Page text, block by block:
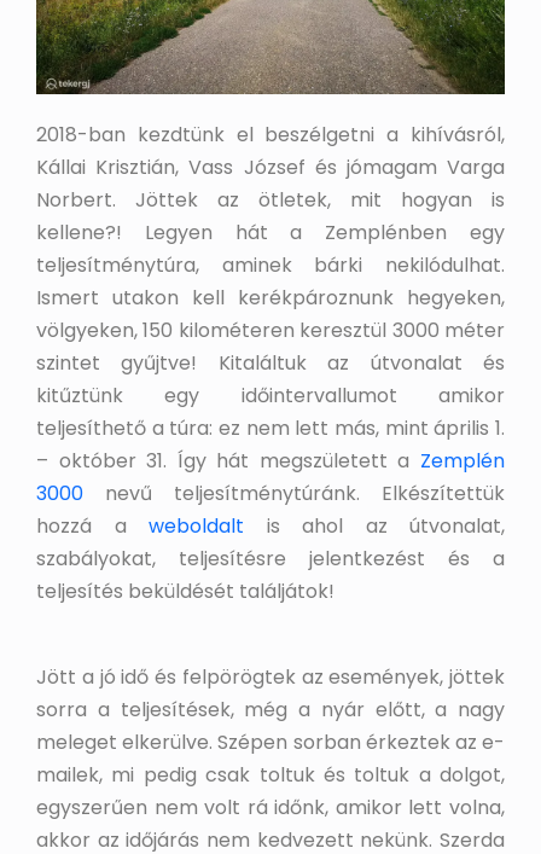
2018-ban kezdtünk el beszélgetni a kihívásról,
Kállai Krisztián, Vass József és jómagam Varga
Norbert. Jöttek az ötletek, mit hogyan is
kellene?! Legyen hát a Zemplénben egy
teljesítménytúra, aminek bárki nekilódulhat.
Ismert utakon kell kerékpároznunk hegyeken,
völgyeken, 150 kilométeren keresztül 3000 méter
szintet gyűjtve! Kitaláltuk az útvonalat és
kitűztünk egy időintervallumot amikor
teljesíthető a túra: ez nem lett más, mint április 1.
– október 31. Így hát megszületett a Zemplén
3000 nevű teljesítménytúránk. Elkészítettük
hozzá a weboldalt is ahol az útvonalat,
szabályokat, teljesítésre jelentkezést és a
teljesítés beküldését találjátok!
Jött a jó idő és felpörögtek az események, jöttek
sorra a teljesítések, még a nyár előtt, a nagy
meleget elkerülve. Szépen sorban érkeztek az e-
mailek, mi pedig csak toltuk és toltuk a dolgot,
egyszerűen nem volt rá időnk, amikor lett volna,
akkor az időjárás nem kedvezett nekünk. Szerda